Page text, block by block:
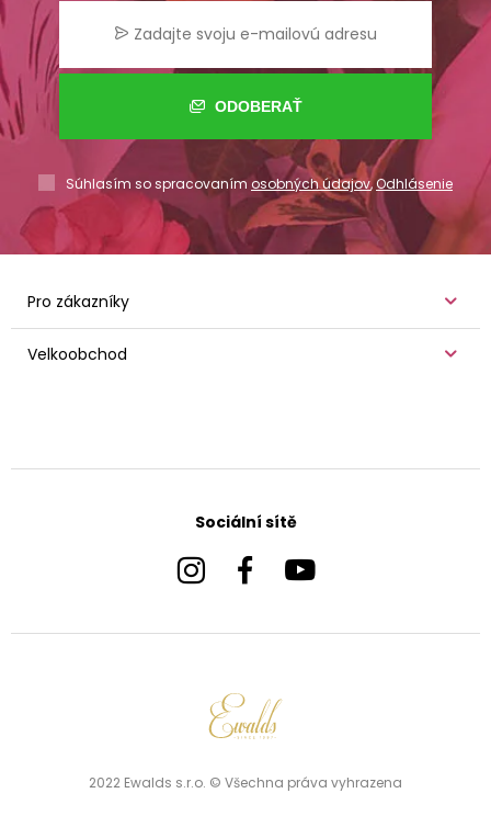
ODOBERAŤ
Súhlasím so spracovaním osobných údajov,Odhlásenie
Pro zákazníky
Velkoobchod
Sociální sítě
2022 Ewalds s.r.o. © Všechna práva vyhrazena